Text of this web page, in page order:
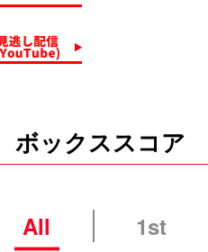
ボックススコア
All 1st